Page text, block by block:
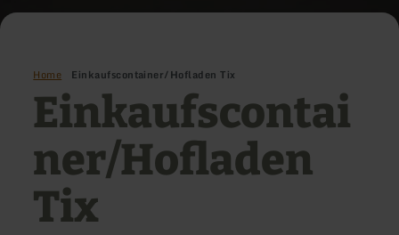
Home Einkaufscontainer/Hofladen Tix
Einkaufscontai
ner/Hofladen
Tix